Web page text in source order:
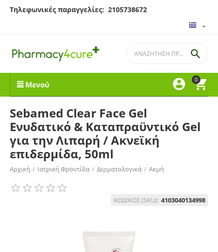
Τηλεφωνικές παραγγελίες: 2105738672
0



Μενού
Sebamed Clear Face Gel
Ενυδατικό & Καταπραϋντικό Gel
για την Λιπαρή / Ακνεϊκή
επιδερμίδα, 50ml
Αρχική / Ιατρική Φροντίδα / Δερματολογικά / Ακμή
ΚΩΔΙΚΟΣ (SKU): 4103040134998